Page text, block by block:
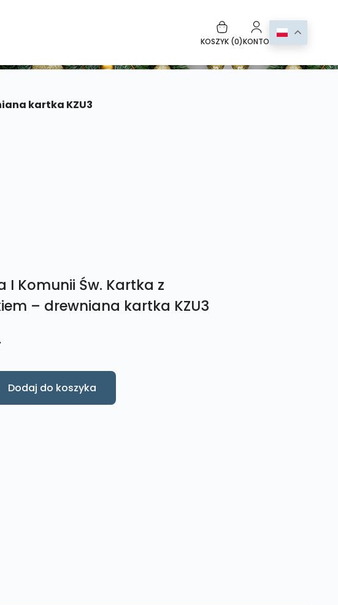
KOSZYK (0)KONTO
kartka KZU3
I Komunii Św. Kartka z
– drewniana kartka KZU3
Dodaj do koszyka